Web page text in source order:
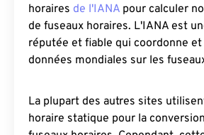
horaires de l'IANA pour calculer
de fuseaux horaires. L'IANA est
réputée et fiable qui coordonne
données mondiales sur les
La plupart des autres sites
horaire statique pour la